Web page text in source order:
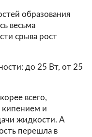
образования
весьма
срыва рост
до 25 Вт, от 25
всего,
кипением и
жидкости. А
перешла в